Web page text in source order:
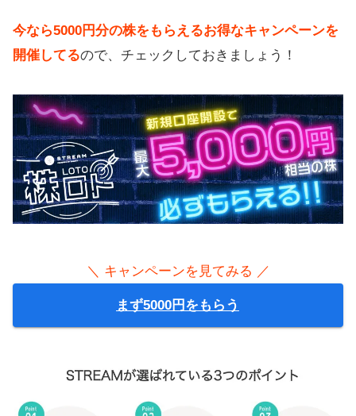
今なら5000円分の株をもらえるお得なキャンペーンを
開催してるので、チェックしておきましょう！
＼ キャンペーンを見てみる ／
まず5000円をもらう